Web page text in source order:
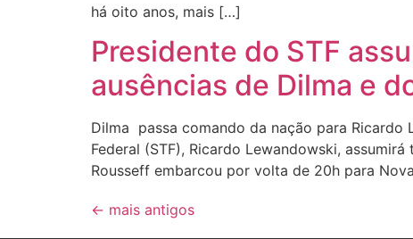
há oito anos, mais […]
Presidente do STF
ausências de Dilma e
Dilma passa comando da nação para Ricardo
Federal (STF), Ricardo Lewandowski,
Rousseff embarcou por volta de 20h para
← mais antigos